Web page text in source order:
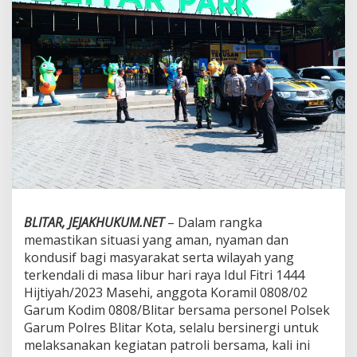
m
G
e
l
a
r
P
a
t
r
l
i
B
r
s
m
a
,
P
a
s
t
BLITAR, JEJAKHUKUM.NET– Dalam rangka
memastikan situasi yang aman, nyaman dan
kondusif bagi masyarakat serta wilayah yang
terkendali di masa libur hari raya Idul Fitri 1444
Hijtiyah/2023 Masehi, anggota Koramil 0808/02
Garum Kodim 0808/Blitar bersama personel Polsek
Garum Polres Blitar Kota, selalu bersinergi untuk
melaksanakan kegiatan patroli bersama, kali ini